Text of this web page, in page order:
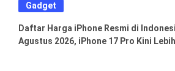
Gadget
Daftar Harga iPhone Resmi di
Agustus 2026, iPhone 17 Pro Kini